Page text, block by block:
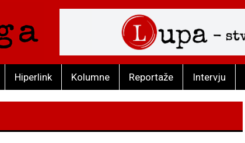
Hiperlink Kolumne Reportaže Intervju